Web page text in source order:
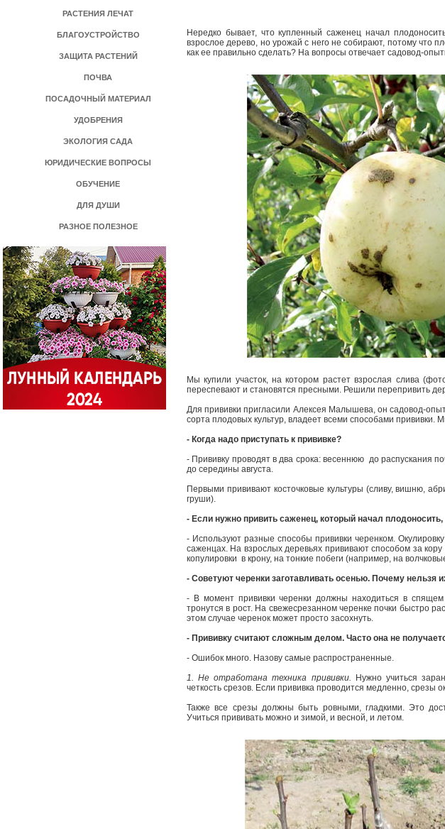
РАСТЕНИЯ ЛЕЧАТ
БЛАГОУСТРОЙСТВО
ЗАЩИТА РАСТЕНИЙ
ПОЧВА
ПОСАДОЧНЫЙ МАТЕРИАЛ
УДОБРЕНИЯ
ЭКОЛОГИЯ САДА
ЮРИДИЧЕСКИЕ ВОПРОСЫ
ОБУЧЕНИЕ
ДЛЯ ДУШИ
РАЗНОЕ ПОЛЕЗНОЕ
Нередко бывает, что купленный саженец начал
взрослое дерево, но урожай с него не собирают, потому что
как ее правильно сделать? На вопросы отвечает садовод-­
Мы купили участок, на котором растет взрослая слива
переспевают и становятся пресными. Решили перепривить
Для прививки пригласили Алексея Малышева, он садовод­-
сорта плодовых культур, владеет всеми способами прививки.
- Когда надо приступать к прививке?
- Прививку проводят в два срока: весеннюю ­ до распускания
до середины августа.
Первыми прививают косточковые культуры (сливу, вишню,
груши).
- Если нужно привить саженец, который начал
- Используют разные способы прививки черенком.
саженцах. На взрослых деревьях прививают способом за
копулировки ­ в крону, на тонкие побеги (например, на
- Советуют черенки заготавливать осенью. Почему нельзя
- В момент прививки черенки должны находиться в
тронутся в рост. На свежесрезанном черенке почки быстро
этом случае черенок может просто засохнуть.
- Прививку считают сложным делом. Часто она не
- Ошибок много. Назову самые распространенные.
1. Не отработана техника прививки. Нужно учиться
четкость срезов. Ес­ли прививка проводится медленно, срезы
Также все срезы должны быть ровными, гладкими. Это
Учиться прививать можно и зимой, и весной, и летом.